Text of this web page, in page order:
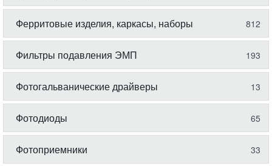
Ферритовые изделия, каркасы, наборы 812
Фильтры подавления ЭМП 193
Фотогальванические драйверы 13
Фотодиоды 65
Фотоприемники 33